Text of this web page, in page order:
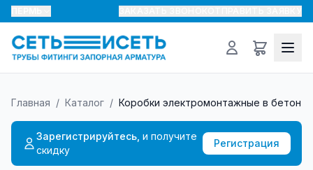
Главная / Каталог / Коробки электромонтажные в бетон
Зарегистрируйтесь, и получите
скидку
Регистрация